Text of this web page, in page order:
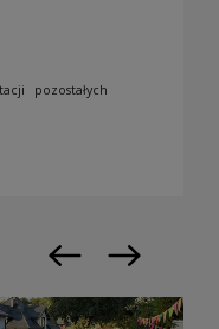
pozostałych
Poprzedni slajd
Następny